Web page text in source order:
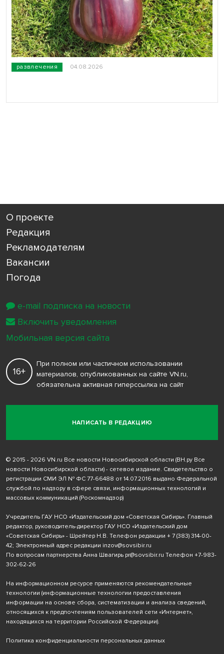
развлечения 04.08.2026
О проекте
Редакция
Рекламодателям
Вакансии
Погода
НАПИСАТЬ В РЕДАКЦИЮ
16+
При полном или частичном использовании
материалов, опубликованных на сайте VN.ru,
обязательна активная гиперссылка на сайт
© 2015 - 2026 VN.ru Все новости Новосибирской области (ВН.ру Все
новости Новосибирской области) - сетевое издание. Свидетельство о
регистрации СМИ ЭЛ № ФС 77-66488 от 14.07.2016 выдано Федеральной
службой по надзору в сфере связи, информационных технологий и
массовых коммуникаций (Роскомнадзор)
Учредитель ГАУ НСО «Издательский дом «Советская Сибирь». Главный
редактор, руководитель-директор ГАУ НСО «Издательский дом
«Советская Сибирь» - Шрейтер Н.В. Телефон редакции + 7 (383) 314-00-
42; Электронный адрес редакции inzov@sovsibir.ru
По вопросам партнерства Анна Швагирь pr@sovsibir.ru Телефон +7-983-
302-62-26
На информационном ресурсе применяются рекомендательные
технологии (информационные технологии предоставления
информации на основе сбора, систематизации и анализа сведений,
относящихся к предпочтениям пользователей сети «Интернет»,
находящихся на территории Российской Федерации).
Политика конфиденциальности персональных данных
e-mail подписка на новости
Включить уведомления
Мобильная версия сайта